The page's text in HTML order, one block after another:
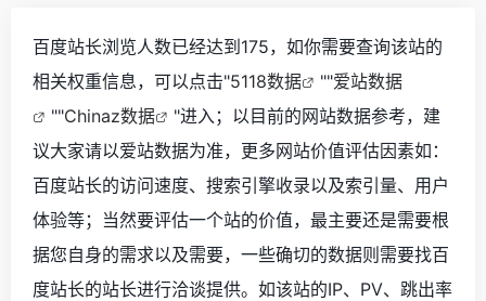
百度站长浏览人数已经达到175，如你需要查询该站的
相关权重信息，可以点击"5118数据 ""爱站数据
""Chinaz数据
"进入；以目前的网站数据参考，建
议大家请以爱站数据为准，更多网站价值评估因素如：
百度站长的访问速度、搜索引擎收录以及索引量、用户
体验等；当然要评估一个站的价值，最主要还是需要根
据您自身的需求以及需要，一些确切的数据则需要找百
度站长的站长进行洽谈提供。如该站的IP、PV、跳出率